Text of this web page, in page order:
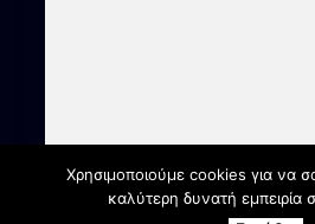
Χρησιμοποιούμε cookies για να
καλύτερη δυνατή εμπειρία